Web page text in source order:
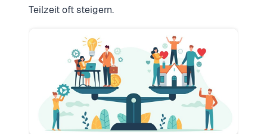
Teilzeit oft steigern.